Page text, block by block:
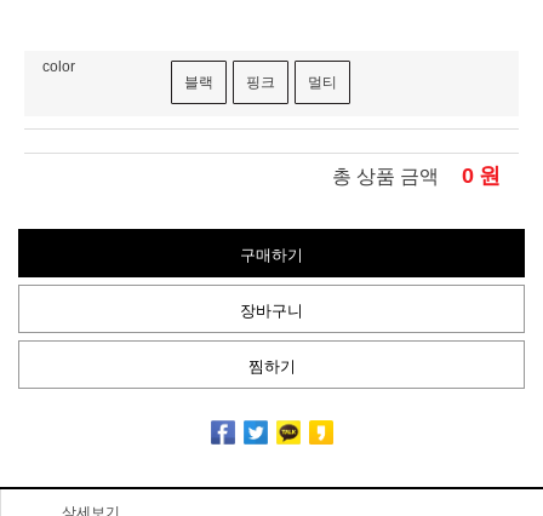
color
블랙
핑크 멀티
총 상품 금액 0 원
구매하기
장바구니
찜하기
상세보기